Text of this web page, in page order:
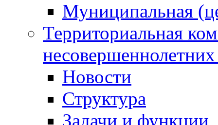
Муниципальная
Территориальная
Новости
Структура
Задачи и функции